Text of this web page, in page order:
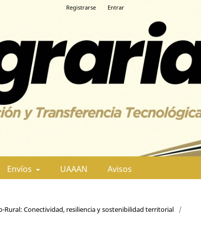
Envíos UAAAN Avisos
Registrarse Entrar
Rural: Conectividad, resiliencia y sostenibilidad territorial
/